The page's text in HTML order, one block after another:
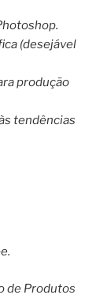
(desejável
produção
tendências
de Produtos